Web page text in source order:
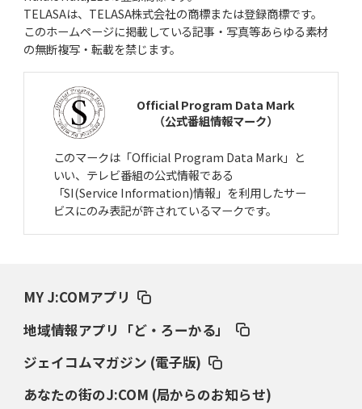
日本人メジャーリーガー第1号マッシー村上、法政二高の青春
2025年4月24日(木)
2025年3月27日(木)
大分商・岡﨑郁、巨人入りの真相長嶋茂雄が“一目惚れ”した一打
2025年2月27日(木)
駒大苫小牧、済美の春夏連覇断つ上甲正典「オマエが打ってれば」
2025年1月23日(木)
甲子園目指したジャイアント馬場「ミットにズシン」とくる剛速球
「松坂世代」のバッターの出世頭
2024年11月28日(木)
2024年10月24日(木)
TELASAは、TELASA株式会社の商標または登録商標です。
このホームページに掲載している記事・写真等あらゆる素材
の無断複写・転載を禁じます。
Official Program Data Mark
（公式番組情報マーク）
このマークは「Official Program Data Mark」と
いい、テレビ番組の公式情報である
「SI(Service Information)情報」を利用したサー
ビスにのみ表記が許されているマークです。
MY J:COMアプリ
地域情報アプリ「ど・ろーかる」
ジェイコムマガジン (電子版)
あなたの街のJ:COM (局からのお知らせ)